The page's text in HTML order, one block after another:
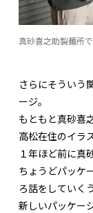
真砂喜之助製麺所
さらにそういう
ージ。
もともと真砂喜
高松在住のイラ
１年ほど前に真
ちょうどパッケ
ろ話をしていく
新しいパッケー